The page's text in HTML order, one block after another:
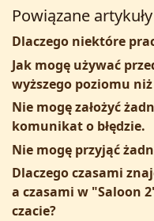
Powiązane artykuły
Dlaczego niektóre
Jak mogę używać
wyższego poziomu
Nie mogę założyć
komunikat o błędzie.
Nie mogę przyjąć
Dlaczego czasami
a czasami w "Saloon
czacie?